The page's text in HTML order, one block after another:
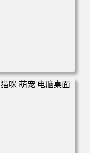
4K 电脑壁纸 3840x2
全